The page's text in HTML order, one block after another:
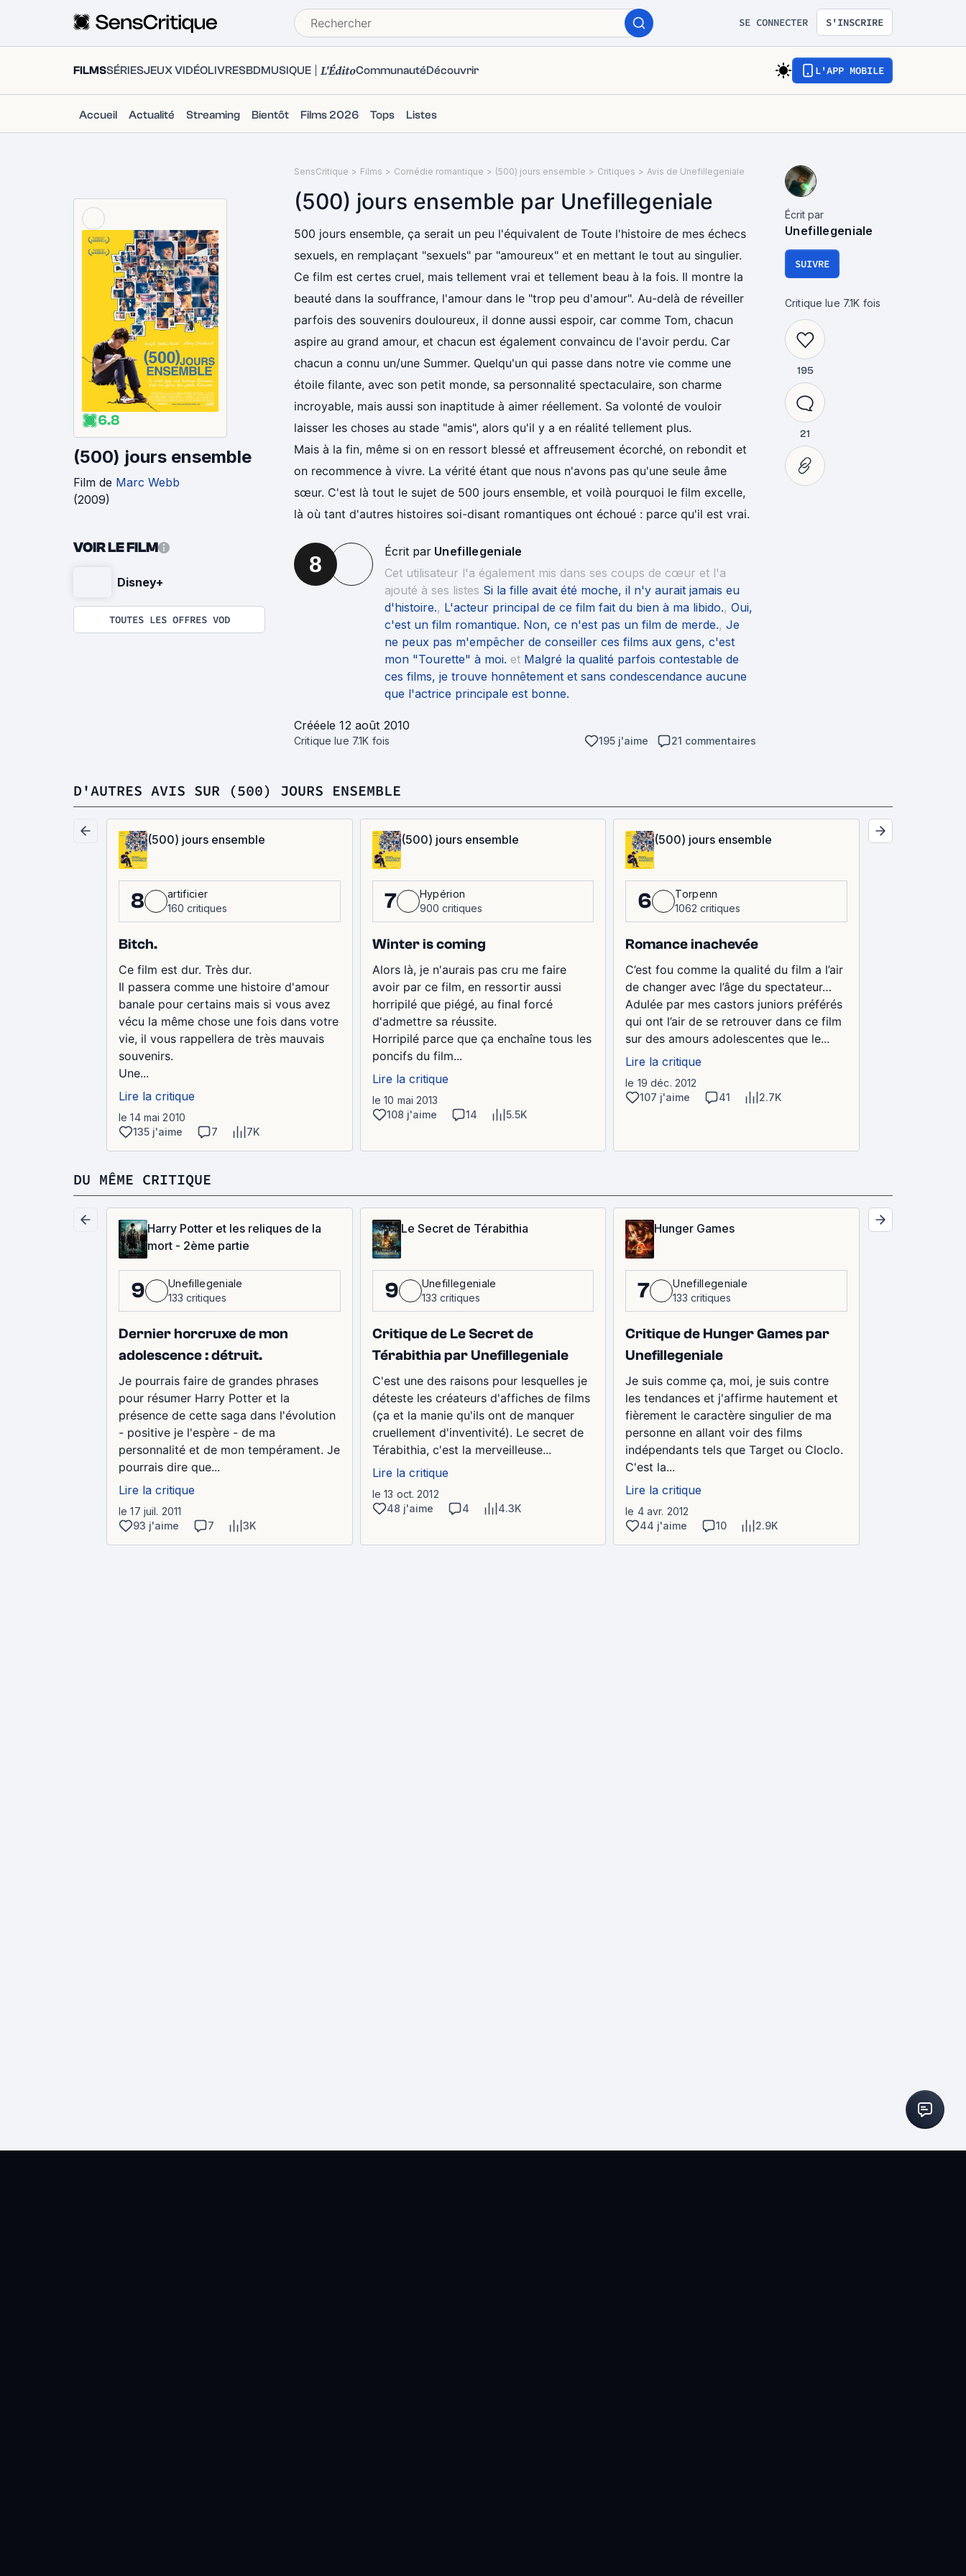
SE CONNECTER S'INSCRIRE
FILMSSÉRIESJEUX VIDÉOLIVRESBDMUSIQUE L'ÉditoCommunautéDécouvrir L'APP MOBILE
Accueil Actualité Streaming Bientôt Films 2026 Tops Listes
6.8
(500) jours ensemble
Film de Marc Webb
(2009)
VOIR LE FILM
Disney+
TOUTES LES OFFRES VOD
SensCritique > Films > Comédie romantique > (500) jours ensemble > Critiques > Avis de Unefillegeniale
(500) jours ensemble par Unefillegeniale
500 jours ensemble, ça serait un peu l'équivalent de Toute l'histoire de mes échecs
sexuels, en remplaçant "sexuels" par "amoureux" et en mettant le tout au singulier.
Ce film est certes cruel, mais tellement vrai et tellement beau à la fois. Il montre la
beauté dans la souffrance, l'amour dans le "trop peu d'amour". Au-delà de réveiller
parfois des souvenirs douloureux, il donne aussi espoir, car comme Tom, chacun
aspire au grand amour, et chacun est également convaincu de l'avoir perdu. Car
chacun a connu un/une Summer. Quelqu'un qui passe dans notre vie comme une
étoile filante, avec son petit monde, sa personnalité spectaculaire, son charme
incroyable, mais aussi son inaptitude à aimer réellement. Sa volonté de vouloir
laisser les choses au stade "amis", alors qu'il y a en réalité tellement plus.
Mais à la fin, même si on en ressort blessé et affreusement écorché, on rebondit et
on recommence à vivre. La vérité étant que nous n'avons pas qu'une seule âme
sœur. C'est là tout le sujet de 500 jours ensemble, et voilà pourquoi le film excelle,
là où tant d'autres histoires soi-disant romantiques ont échoué : parce qu'il est vrai.
8 Écrit par Unefillegeniale
Cet utilisateur l'a également mis dans ses coups de cœur et l'a
ajouté à ses listes Si la fille avait été moche, il n'y aurait jamais eu
d'histoire., L'acteur principal de ce film fait du bien à ma libido., Oui,
c'est un film romantique. Non, ce n'est pas un film de merde., Je
ne peux pas m'empêcher de conseiller ces films aux gens, c'est
mon "Tourette" à moi. et Malgré la qualité parfois contestable de
ces films, je trouve honnêtement et sans condescendance aucune
que l'actrice principale est bonne.
Crééele 12 août 2010
Critique lue 7.1K fois 195 j'aime 21 commentaires
Écrit par
Unefillegeniale
SUIVRE
Critique lue 7.1K fois
195
21
D'AUTRES AVIS SUR (500) JOURS ENSEMBLE
(500) jours ensemble
8
artificier
160 critiques
Bitch.
Ce film est dur. Très dur.
Il passera comme une histoire d'amour
banale pour certains mais si vous avez
vécu la même chose une fois dans votre
vie, il vous rappellera de très mauvais
souvenirs.
Une...
Lire la critique
le 14 mai 2010
135 j'aime
7 7K
(500) jours ensemble
7
Hypérion
900 critiques
Winter is coming
Alors là, je n'aurais pas cru me faire
avoir par ce film, en ressortir aussi
horripilé que piégé, au final forcé
d'admettre sa réussite.
Horripilé parce que ça enchaîne tous les
poncifs du film...
Lire la critique
le 10 mai 2013
108 j'aime
14 5.5K
(500) jours ensemble
6
Torpenn
1062 critiques
Romance inachevée
C’est fou comme la qualité du film a l’air
de changer avec l’âge du spectateur…
Adulée par mes castors juniors préférés
qui ont l’air de se retrouver dans ce film
sur des amours adolescentes que le...
Lire la critique
le 19 déc. 2012
107 j'aime
41 2.7K
DU MÊME CRITIQUE
Harry Potter et les reliques de la
mort - 2ème partie
9
Unefillegeniale
133 critiques
Dernier horcruxe de mon
adolescence : détruit.
Je pourrais faire de grandes phrases
pour résumer Harry Potter et la
présence de cette saga dans l'évolution
- positive je l'espère - de ma
personnalité et de mon tempérament. Je
pourrais dire que...
Lire la critique
le 17 juil. 2011
93 j'aime
7 3K
Le Secret de Térabithia
9
Unefillegeniale
133 critiques
Critique de Le Secret de
Térabithia par Unefillegeniale
C'est une des raisons pour lesquelles je
déteste les créateurs d'affiches de films
(ça et la manie qu'ils ont de manquer
cruellement d'inventivité). Le secret de
Térabithia, c'est la merveilleuse...
Lire la critique
le 13 oct. 2012
48 j'aime
4 4.3K
Hunger Games
7
Unefillegeniale
133 critiques
Critique de Hunger Games par
Unefillegeniale
Je suis comme ça, moi, je suis contre
les tendances et j'affirme hautement et
fièrement le caractère singulier de ma
personne en allant voir des films
indépendants tels que Target ou Cloclo.
C'est la...
Lire la critique
le 4 avr. 2012
44 j'aime
10 2.9K